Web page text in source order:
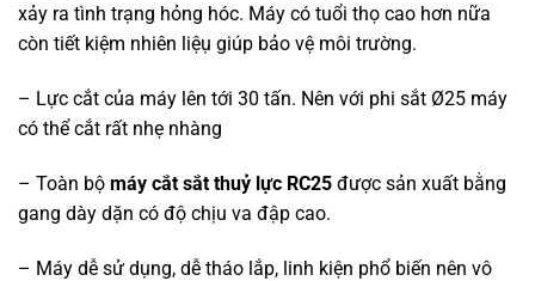
xảy ra tình trạng hỏng hóc. Máy có tuổi thọ cao hơn nữa
còn tiết kiệm nhiên liệụ giúp bảo vệ môi trường.
– Lực cắt của máy lên tới 30 tấn. Nên với phi sắt Ø25 máy
có thể cắt rất nhẹ nhàng
– Toàn bộ máy cắt sắt thuỷ lực RC25 được sản xuất bằng
gang dày dặn có độ chịu va đập cao.
– Máy dễ sử dụng, dễ tháo lắp, linh kiện phổ biến nên vô